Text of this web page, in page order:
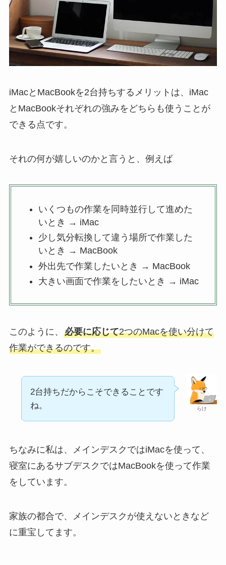
iMacとMacBookを2台持ちするメリットは、iMac
とMacBookそれぞれの強みをどちらも使うことが
できる点です。
それの何が嬉しいのかと言うと、例えば
いくつもの作業を同時並行して進めた
いとき → iMac
少し気分転換して違う場所で作業した
いとき → MacBook
外出先で作業したいとき → MacBook
大きい画面で作業をしたいとき → iMac
このように、 必要に応じて2つのMacを使い分けて
作業ができるのです。
らけ
2台持ちだからこそできることです
ね。
ちなみに私は、メインデスクではiMacを使って、
寝室にあるサブデスクではMacBookを使って作業
をしています。
家族の都合で、メインデスクが使えないときなど
に重宝してます。